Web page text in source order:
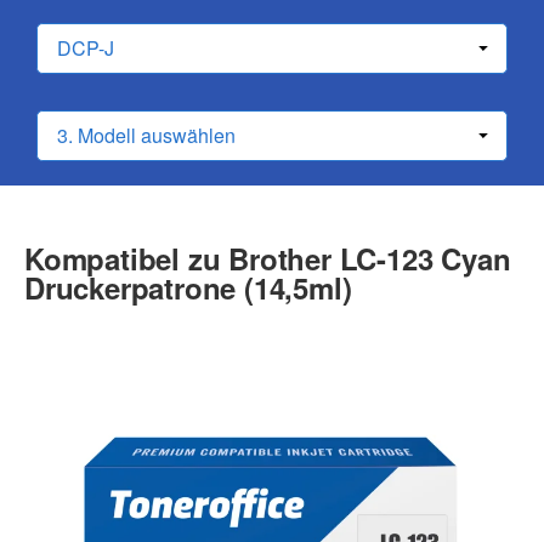
Kompatibel zu Brother LC-123 Cyan
Druckerpatrone (14,5ml)